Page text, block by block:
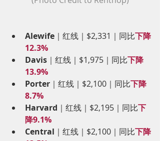
Alewife ｜红线｜$2,331｜同比下降
12.3%
Davis ｜红线｜$1,975｜同比下降
13.9%
Porter ｜红线｜$2,100｜同比下降
8.7%
Harvard ｜红线｜$2,195｜同比下
降9.1%
Central ｜红线｜$2,100｜同比下降